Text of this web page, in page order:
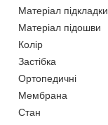
Матеріал підкладки
Матеріал підошви
Колір
Застібка
Ортопедичні
Мембрана
Стан